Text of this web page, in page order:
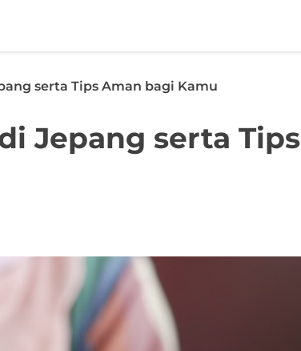
serta Tips Aman bagi Kamu
Jepang serta Tips